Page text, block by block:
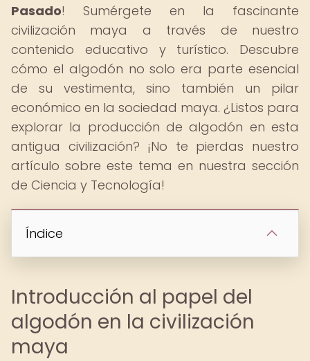
Pasado! Sumérgete en la fascinante
civilización maya a través de nuestro
contenido educativo y turístico. Descubre
cómo el algodón no solo era parte esencial
de su vestimenta, sino también un pilar
económico en la sociedad maya. ¿Listos para
explorar la producción de algodón en esta
antigua civilización? ¡No te pierdas nuestro
artículo sobre este tema en nuestra sección
de Ciencia y Tecnología!
Índice
Introducción al papel del
algodón en la civilización
maya